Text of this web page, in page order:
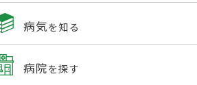
病気を知る
病院を探す